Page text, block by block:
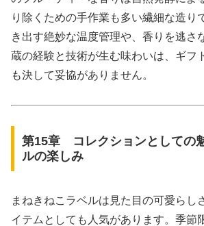
り除くための手作業も多い繊細な造り
き出す絶妙な温度管理や、香りを逃さ
蔵の経験と技術が生む味わいは、ギフ
も決して妥協がありません。
第15章 コレクションとしての
ルの楽しみ
まねきねこラベルは見た目の可愛らし
イテムとしても人気があります。季節